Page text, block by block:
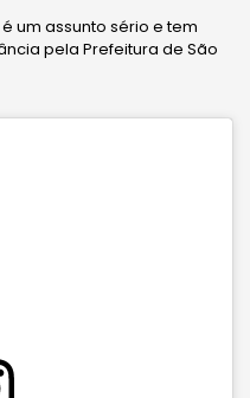
é um assunto sério e tem
pela Prefeitura de São